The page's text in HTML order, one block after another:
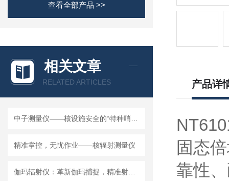
查看全部产品 >>
相关文章
RELATED ARTICLES
精准掌控，无忧作业——核辐射测量仪
产品详
固态
靠性